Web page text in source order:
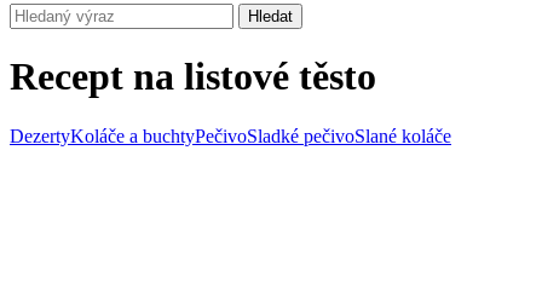
Hledat
Recept na listové těsto
DezertyKoláče a buchtyPečivoSladké pečivoSlané koláče